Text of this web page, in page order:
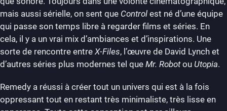
mais aussi sérielle, on sent que Control est né d’une équipe
qui passe son temps libre à regarder films et séries. En
cela, il y a un vrai mix d’ambiances et d’inspirations. Une
sorte de rencontre entre X-Files, l’œuvre de David Lynch et
d’autres séries plus modernes tel que Mr. Robotou Utopia.
Remedy a réussi à créer tout un univers qui est à la fois
oppressant tout en restant très minimaliste, très lisse en